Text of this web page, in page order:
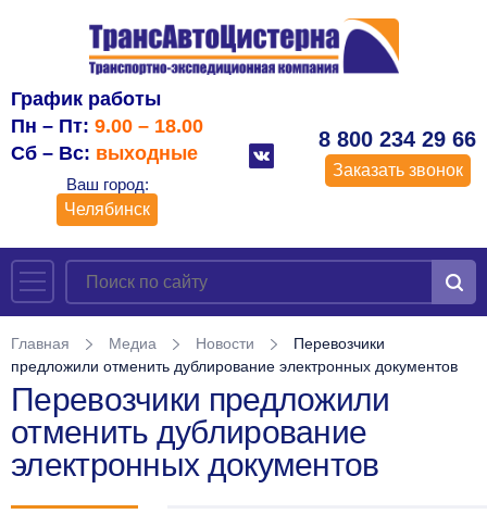
График работы
Пн – Пт: 9.00 – 18.00
Сб – Вс: выходные
Ваш город:
Челябинск
8 800 234 29 66
Заказать звонок
Главная Медиа Новости
Перевозчики
предложили отменить дублирование электронных документов
Перевозчики предложили
отменить дублирование
электронных документов